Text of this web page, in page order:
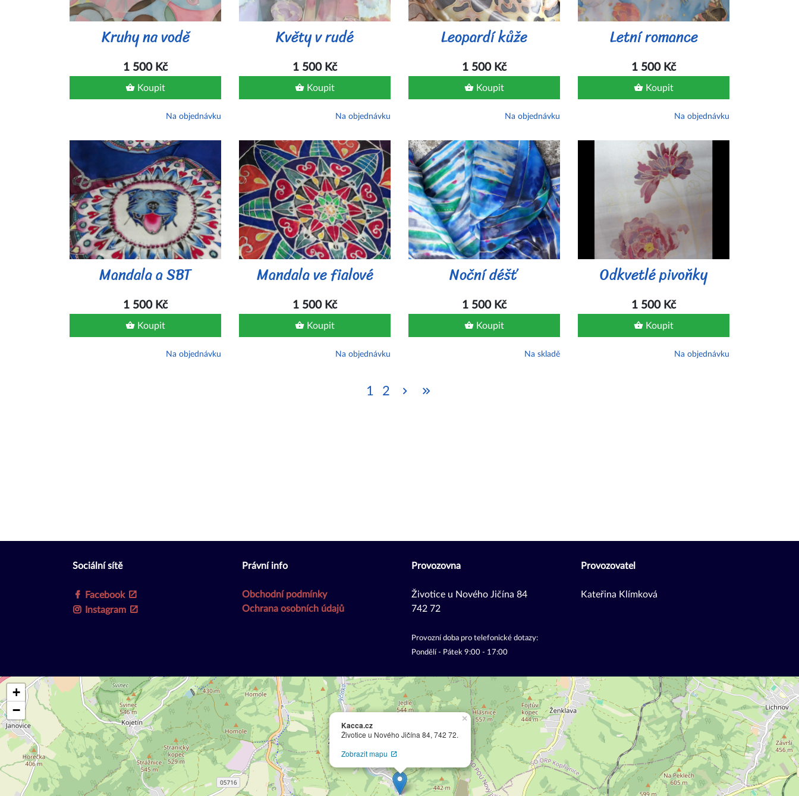
Kruhy na vodě
1 500 Kč
Koupit
Na objednávku
Květy v rudé
1 500 Kč
Koupit
Na objednávku
Leopardí kůže
1 500 Kč
Koupit
Na objednávku
Letní romance
1 500 Kč
Koupit
Na objednávku
Mandala a SBT
1 500 Kč
Koupit
Na objednávku
Mandala ve fialové
1 500 Kč
Koupit
Na objednávku
Noční déšť
1 500 Kč
Koupit
Na skladě
Odkvetlé pivoňky
1 500 Kč
Koupit
Na objednávku
1 2
Sociální sítě
Facebook
Instagram
Právní info
Obchodní podmínky
Ochrana osobních údajů
Provozovna
Životice u Nového Jičína 84
742 72
Provozní doba pro telefonické dotazy:
Pondělí - Pátek 9:00 - 17:00
Provozovatel
Kateřina Klímková
Kacca.cz
Životice u Nového Jičína 84, 742 72.
Zobrazit mapu
×
+
−